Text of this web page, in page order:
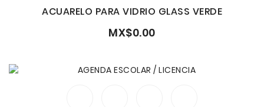
ACUARELO PARA VIDRIO GLASS VERDE
MX$0.00